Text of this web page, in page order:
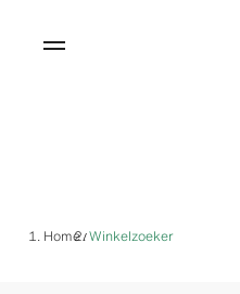
Home/Winkelzoeker